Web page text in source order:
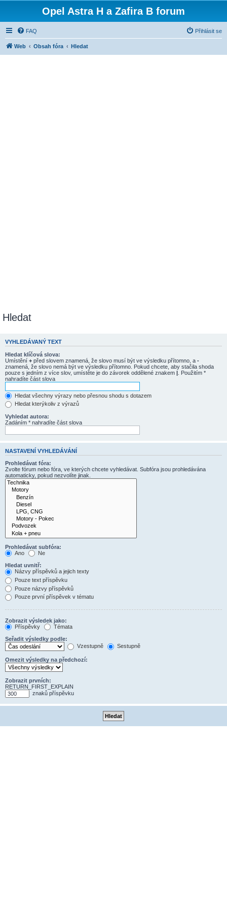
Opel Astra H a Zafira B forum
FAQ Přihlásit se
Web Obsah fóra Hledat
Hledat
VYHLEDÁVANÝ TEXT
Hledat klíčová slova:
Umístění + před slovem znamená, že slovo musí být ve výsledku přítomno, a -
znamená, že slovo nemá být ve výsledku přítomno. Pokud chcete, aby stačila shoda
pouze s jedním z více slov, umístěte je do závorek oddělené znakem | . Použitím *
nahradíte část slova
Hledat všechny výrazy nebo přesnou shodu s dotazem
Hledat kterýkoliv z výrazů
Vyhledat autora:
Zadáním * nahradíte část slova
NASTAVENÍ VYHLEDÁVÁNÍ
Prohledávat fóra:
Zvolte fórum nebo fóra, ve kterých chcete vyhledávat. Subfóra jsou prohledávána
automaticky, pokud nezvolíte jinak.
Prohledávat subfóra:
Ano
Ne
Hledat uvnitř:
Názvy příspěvků a jejich texty
Pouze text příspěvku
Pouze názvy příspěvků
Pouze první příspěvek v tématu
Zobrazit výsledek jako:
Příspěvky
Témata
Seřadit výsledky podle:
Vzestupně
Sestupně
Omezit výsledky na předchozí:
Zobrazit prvních:
RETURN_FIRST_EXPLAIN
znaků příspěvku